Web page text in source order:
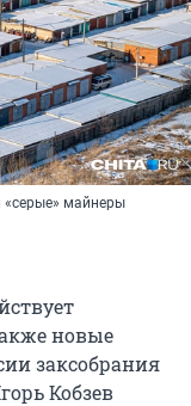
«серые» майнеры
новые
заксобрания
Кобзев